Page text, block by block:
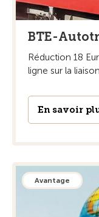
BTE-
Réduction 18
ligne sur la
En savoir
Avantage